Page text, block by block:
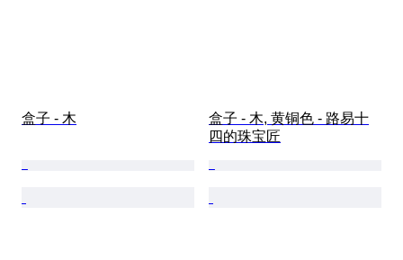
盒子 - 木
盒子 - 木, 黄铜色 - 路易十
四的珠宝匠